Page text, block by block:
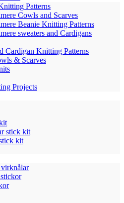
Patterns
Cowls and Scarves
Beanie Knitting Patterns
sweaters and Cardigans
Cardigan Knitting Patterns
& Scarves
Projects
stick kit
kit